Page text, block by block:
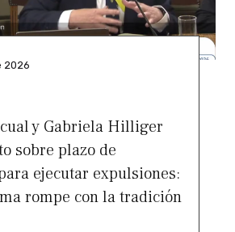
2026
y Gabriela Hilliger
sobre plazo de
ejecutar expulsiones:
rompe con la tradición